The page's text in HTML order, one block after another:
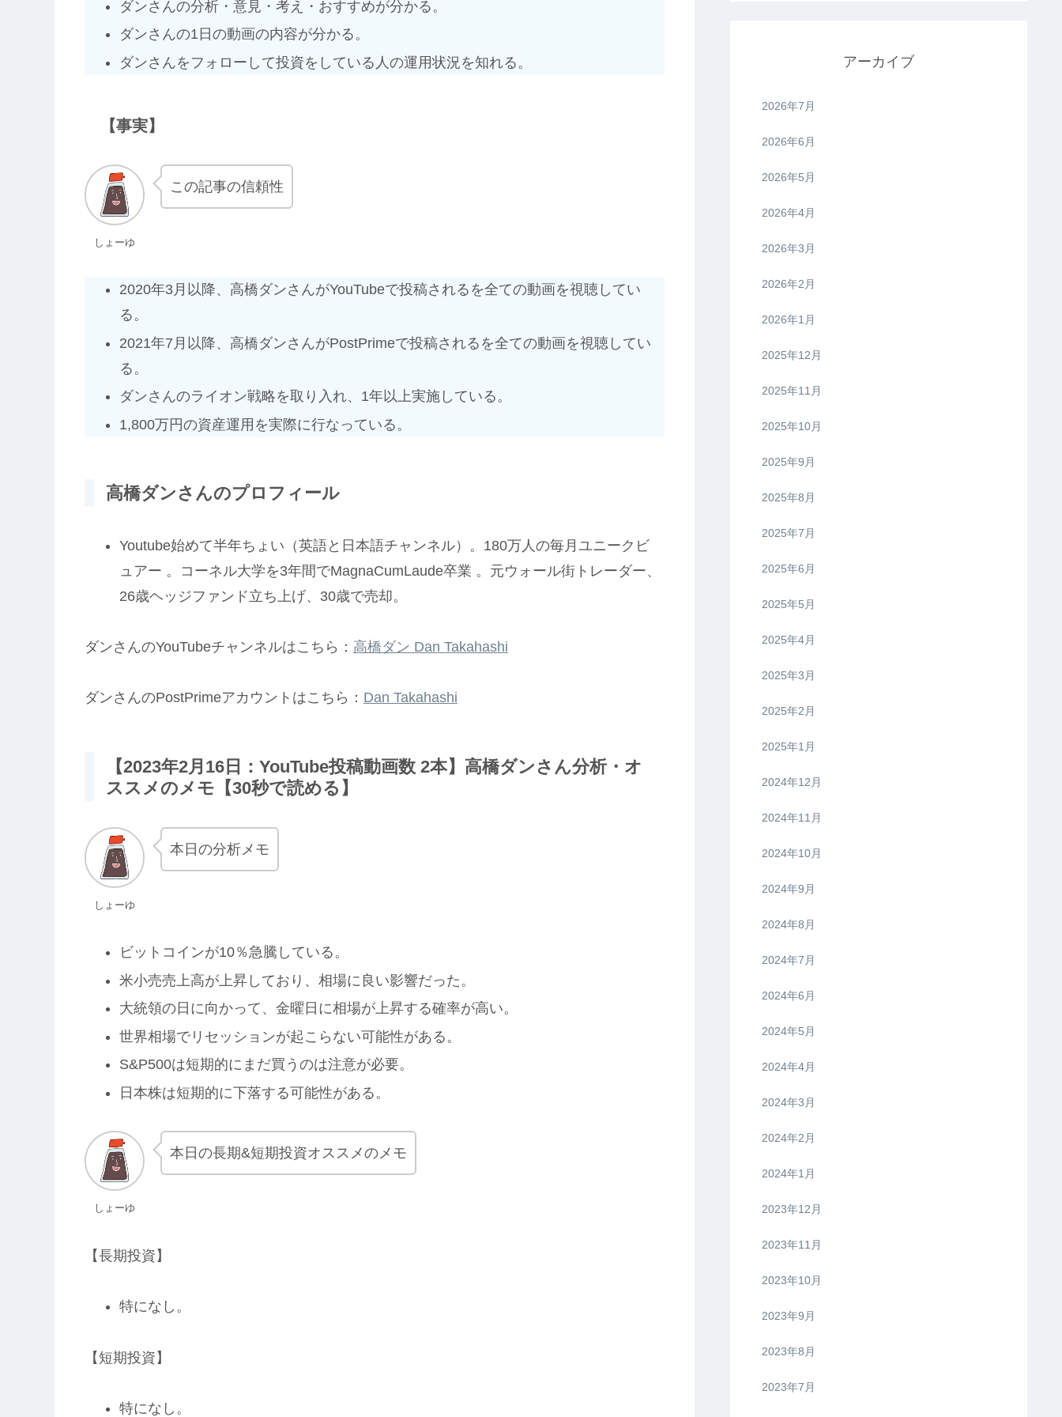
ダンさんの分析・意見・考え・おすすめが分かる。
ダンさんの1日の動画の内容が分かる。
ダンさんをフォローして投資をしている人の運用状況を知れる。
【事実】
しょーゆ
この記事の信頼性
2020年3月以降、高橋ダンさんがYouTubeで投稿されるを全ての動画を視聴してい
る。
2021年7月以降、高橋ダンさんがPostPrimeで投稿されるを全ての動画を視聴してい
る。
ダンさんのライオン戦略を取り入れ、1年以上実施している。
1,800万円の資産運用を実際に行なっている。
高橋ダンさんのプロフィール
Youtube始めて半年ちょい（英語と日本語チャンネル）。180万人の毎月ユニークビ
ュアー 。コーネル大学を3年間でMagnaCumLaude卒業 。元ウォール街トレーダー、
26歳ヘッジファンド立ち上げ、30歳で売却。
ダンさんのYouTubeチャンネルはこちら： 高橋ダン Dan Takahashi
ダンさんのPostPrimeアカウントはこちら： Dan Takahashi
【2023年2月16日：YouTube投稿動画数 2本】高橋ダンさん分析・オ
ススメのメモ【30秒で読める】
しょーゆ
本日の分析メモ
ビットコインが10％急騰している。
米小売売上高が上昇しており、相場に良い影響だった。
大統領の日に向かって、金曜日に相場が上昇する確率が高い。
世界相場でリセッションが起こらない可能性がある。
S&P500は短期的にまだ買うのは注意が必要。
日本株は短期的に下落する可能性がある。
しょーゆ
本日の長期&短期投資オススメのメモ
【長期投資】
特になし。
【短期投資】
特になし。
アーカイブ
2026年7月
2026年6月
2026年5月
2026年4月
2026年3月
2026年2月
2026年1月
2025年12月
2025年11月
2025年10月
2025年9月
2025年8月
2025年7月
2025年6月
2025年5月
2025年4月
2025年3月
2025年2月
2025年1月
2024年12月
2024年11月
2024年10月
2024年9月
2024年8月
2024年7月
2024年6月
2024年5月
2024年4月
2024年3月
2024年2月
2024年1月
2023年12月
2023年11月
2023年10月
2023年9月
2023年8月
2023年7月